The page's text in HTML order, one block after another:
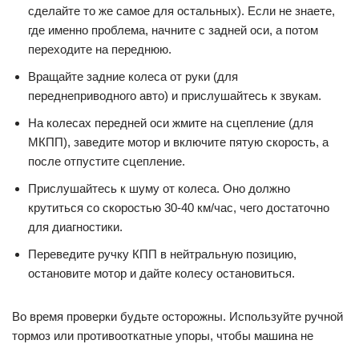
сделайте то же самое для остальных). Если не знаете,
где именно проблема, начните с задней оси, а потом
переходите на переднюю.
Вращайте задние колеса от руки (для
переднеприводного авто) и прислушайтесь к звукам.
На колесах передней оси жмите на сцепление (для
МКПП), заведите мотор и включите пятую скорость, а
после отпустите сцепление.
Прислушайтесь к шуму от колеса. Оно должно
крутиться со скоростью 30-40 км/час, чего достаточно
для диагностики.
Переведите ручку КПП в нейтральную позицию,
остановите мотор и дайте колесу остановиться.
Во время проверки будьте осторожны. Используйте ручной
тормоз или противооткатные упоры, чтобы машина не